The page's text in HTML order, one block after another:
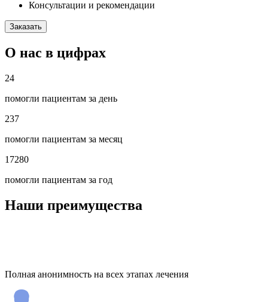
Консультации и рекомендации
Заказать
О нас в цифрах
24
помогли пациентам за день
237
помогли пациентам за месяц
17280
помогли пациентам за год
Наши преимущества
Полная анонимность на всех этапах лечения